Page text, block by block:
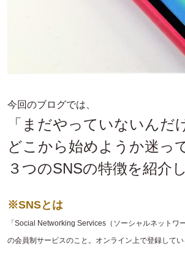
今回のブログでは、
「まだやっていないんだ
どこから始めようか迷っ
３つのSNSの特徴を紹介
※SNSとは
「Social Networking Services（ソーシャルネット
の会員制サービスのこと。オンライン上で登録して